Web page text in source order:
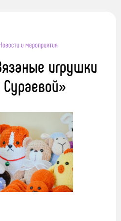
Новости и мероприятия
игрушки